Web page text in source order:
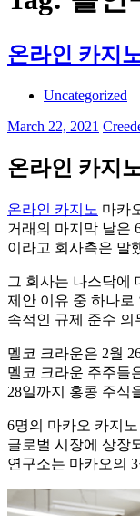
온라인 카지
Uncategorized
March 22, 2021
온라인 카지
온라인 카지노 마카
거래의 마지막 날은
이라고 회사측은 말
그 회사는 나스닥에
제안 이유 중 하나로
속적인 규제 준수
멜코 크라운은 2월
멜코 크라운 주주들
28일까지 홍콩 주식
6명의 마카오 카지
글로벌 시장에 상장
연구소는 마카오의